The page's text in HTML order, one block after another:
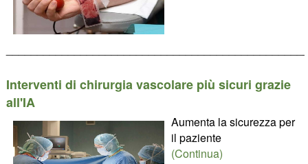
Interventi di chirurgia vascolare più sicuri grazie
all'IA
Aumenta la sicurezza per
il paziente
(Continua)